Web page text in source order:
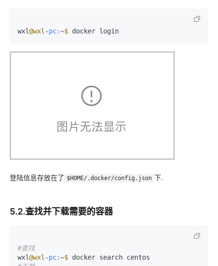
wxl@wxl -pc:~$ docker login
登陆信息存放在了 $HOME/.docker/config.json 下.
5.2.查找并下载需要的容器
#查找
wxl@wxl -pc:~$